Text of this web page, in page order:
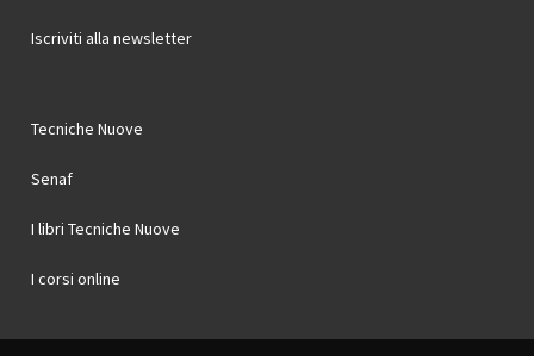
Iscriviti alla newsletter
Tecniche Nuove
Senaf
I libri Tecniche Nuove
I corsi online